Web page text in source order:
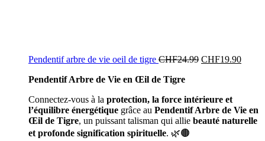
Pendentif arbre de vie oeil de tigre CHF24.99 CHF19.90
Pendentif Arbre de Vie en Œil de Tigre
Connectez-vous à la protection, la force intérieure et
l’équilibre énergétique grâce au Pendentif Arbre de Vie en
Œil de Tigre, un puissant talisman qui allie beauté naturelle
et profonde signification spirituelle. 🌿🟤